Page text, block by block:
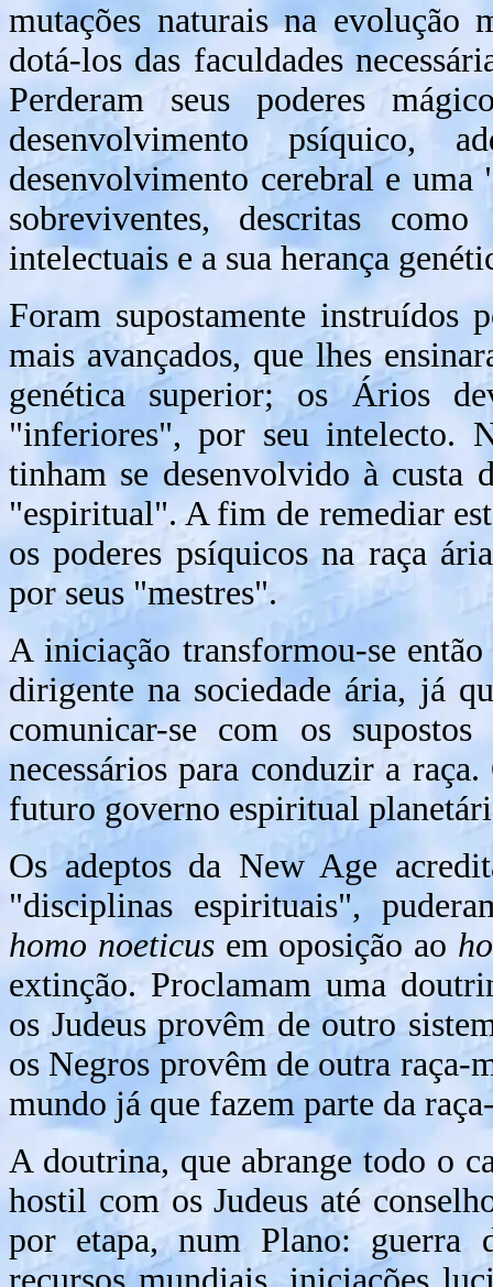
mutações naturais na evolução
dotá-los das faculdades
Perderam seus poderes
desenvolvimento psíquico,
desenvolvimento cerebral e
sobreviventes, descritas
intelectuais e a sua herança
Foram supostamente instruídos
mais avançados, que lhes
genética superior; os Ários
"inferiores", por seu intelecto.
tinham se desenvolvido à custa
"espiritual". A fim de remediar
os poderes psíquicos na raça
por seus "mestres".
A iniciação transformou-se
dirigente na sociedade ária, já
comunicar-se com os
necessários para conduzir a
futuro governo espiritual
Os adeptos da New Age
"disciplinas espirituais",
homo noeticusem oposição ao
extinção. Proclamam uma
os Judeus provêm de outro
os Negros provêm de outra raça-
mundo já que fazem parte da
A doutrina, que abrange todo o
hostil com os Judeus até
por etapa, num Plano: guerra